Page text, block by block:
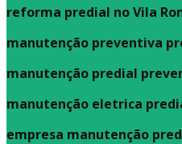
reforma predial no Vila
manutenção preventiva
manutenção predial
manutenção eletrica
empresa manutenção